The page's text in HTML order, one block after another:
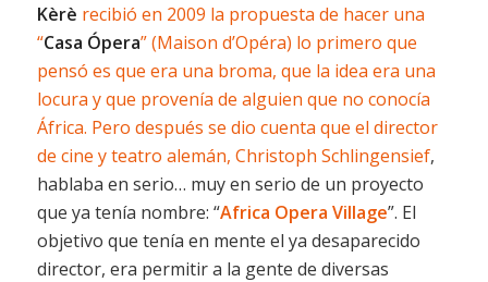
Kèrè recibió en 2009 la propuesta de hacer una
“Casa Ópera” (Maison d’Opéra) lo primero que
pensó es que era una broma, que la idea era una
locura y que provenía de alguien que no conocía
África. Pero después se dio cuenta que el director
de cine y teatro alemán, Christoph Schlingensief,
hablaba en serio… muy en serio de un proyecto
que ya tenía nombre: “Africa Opera Village”. El
objetivo que tenía en mente el ya desaparecido
director, era permitir a la gente de diversas